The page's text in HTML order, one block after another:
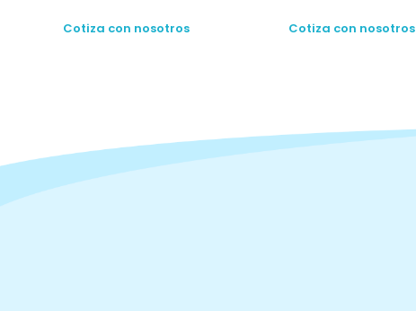
Cotiza con nosotros Cotiza con nosotros